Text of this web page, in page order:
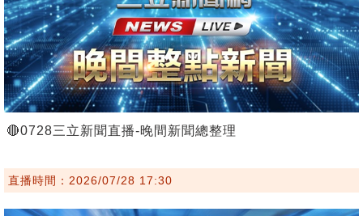
🔴0728三立新聞直播-晚間新聞總整理
直播時間：2026/07/28 17:30